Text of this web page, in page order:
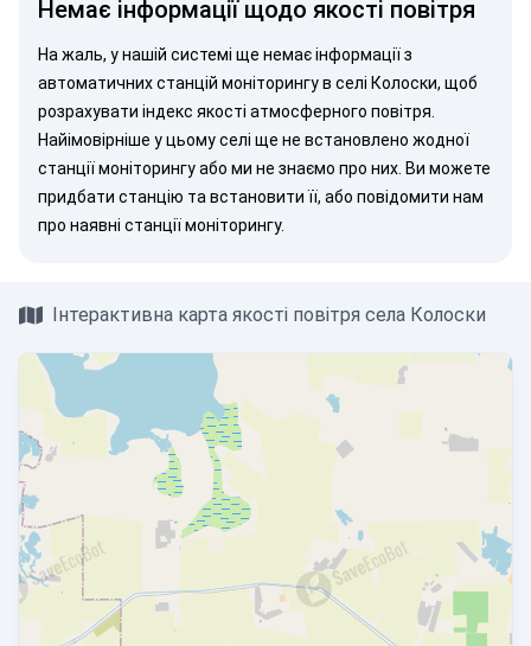
Немає інформації щодо якості повітря
На жаль, у нашій системі ще немає інформації з
автоматичних станцій моніторингу в селі Колоски, щоб
розрахувати індекс якості атмосферного повітря.
Найімовірніше у цьому селі ще не встановлено жодної
станції моніторингу або ми не знаємо про них. Ви можете
придбати станцію та встановити її, або повідомити нам
про наявні станції моніторингу.
Інтерактивна карта якості повітря села Колоски